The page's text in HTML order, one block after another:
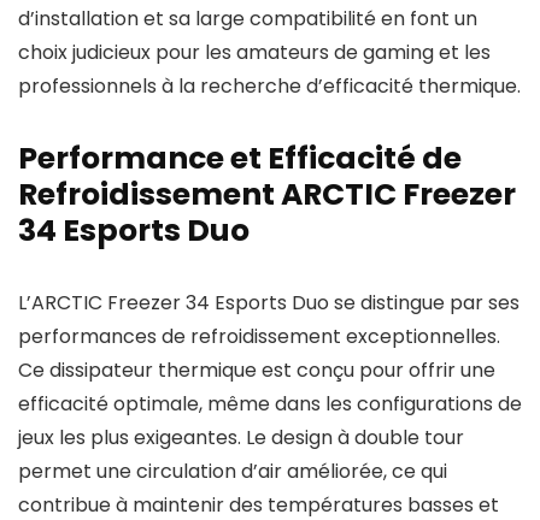
d’installation et sa large compatibilité en font un
choix judicieux pour les amateurs de gaming et les
professionnels à la recherche d’efficacité thermique.
Performance et Efficacité de
Refroidissement ARCTIC Freezer
34 Esports Duo
L’ARCTIC Freezer 34 Esports Duo se distingue par ses
performances de refroidissement exceptionnelles.
Ce dissipateur thermique est conçu pour offrir une
efficacité optimale, même dans les configurations de
jeux les plus exigeantes. Le design à double tour
permet une circulation d’air améliorée, ce qui
contribue à maintenir des températures basses et